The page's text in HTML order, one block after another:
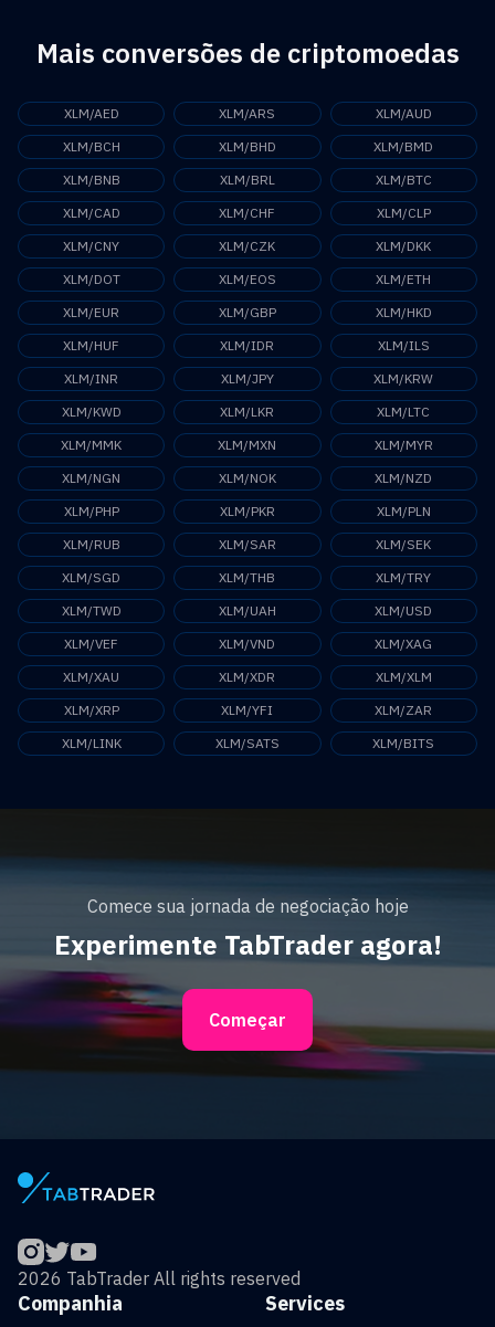
Mais conversões de criptomoedas
XLM/AED XLM/ARS
XLM/AUD
XLM/BCH
XLM/BHD
XLM/BMD
XLM/BNB
XLM/BRL
XLM/BTC
XLM/CAD
XLM/CHF
XLM/CLP
XLM/CNY
XLM/CZK
XLM/DKK
XLM/DOT
XLM/EOS
XLM/ETH
XLM/EUR
XLM/GBP
XLM/HKD
XLM/HUF
XLM/IDR
XLM/ILS
XLM/INR
XLM/JPY
XLM/KRW
XLM/KWD
XLM/LKR
XLM/LTC
XLM/MMK
XLM/MXN
XLM/MYR
XLM/NGN
XLM/NOK
XLM/NZD
XLM/PHP
XLM/PKR
XLM/PLN
XLM/RUB
XLM/SAR
XLM/SEK
XLM/SGD
XLM/THB
XLM/TRY
XLM/TWD
XLM/UAH
XLM/USD
XLM/VEF
XLM/VND
XLM/XAG
XLM/XAU
XLM/XDR
XLM/XLM
XLM/XRP
XLM/YFI
XLM/ZAR
XLM/LINK
XLM/SATS XLM/BITS
Comece sua jornada de negociação hoje
Experimente TabTrader agora!
Começar
2026 TabTrader All rights reserved
Services
Companhia